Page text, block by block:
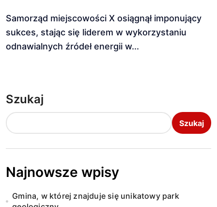
Samorząd miejscowości X osiągnął imponujący
sukces, stając się liderem w wykorzystaniu
odnawialnych źródeł energii w...
Szukaj
Szukaj
Najnowsze wpisy
Gmina, w której znajduje się unikatowy park